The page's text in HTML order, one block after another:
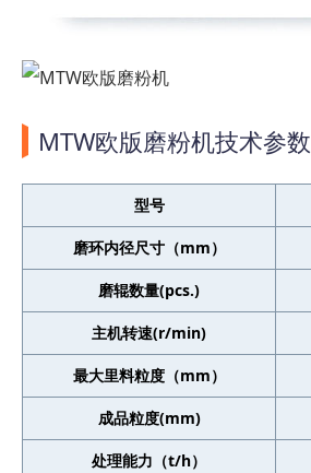
MTW欧版磨粉机技术参数
型号
磨环内径尺寸（mm）
磨辊数量(pcs.)
主机转速(r/min)
最大里料粒度（mm）
成品粒度(mm)
处理能力（t/h）